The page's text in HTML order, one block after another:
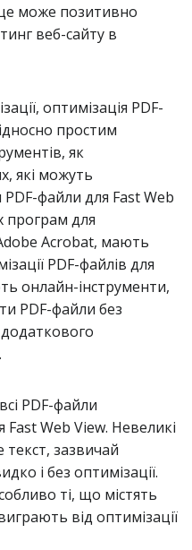
може позитивно
веб-сайту в
оптимізація PDF-
простим
як
які можуть
файли для Fast Web
програм для
Acrobat, мають
PDF-файлів для
онлайн-інструменти,
PDF-файли без
додаткового
PDF-файли
Fast Web View. Невеликі
текст, зазвичай
і без оптимізації.
ті, що містять
від оптимізації